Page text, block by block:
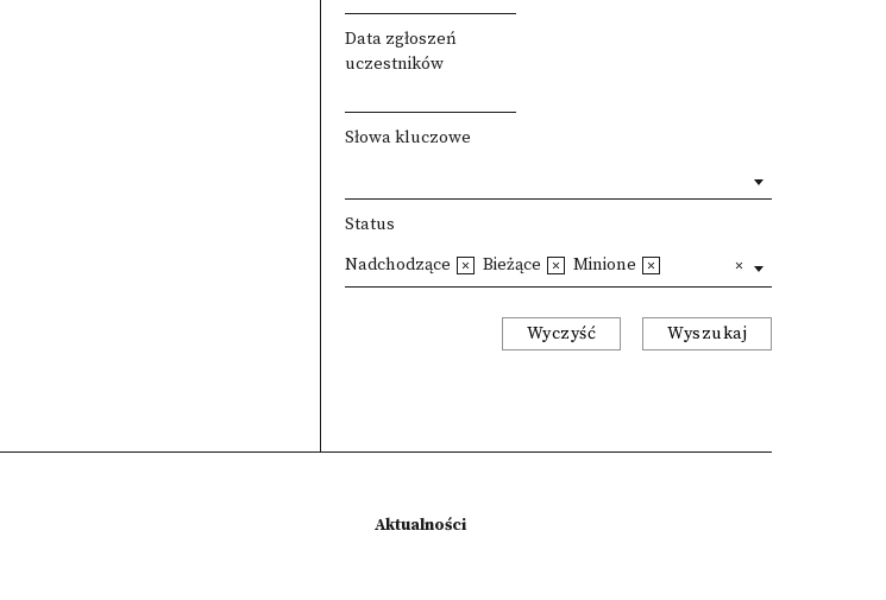
Data zgłoszeń
uczestników
Słowa kluczowe
Status
Nadchodzące Bieżące Minione
Wyczyść Wyszukaj
Aktualności